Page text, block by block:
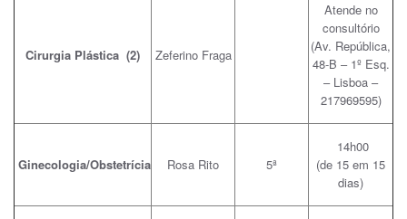
Cirurgia Plástica (2) Zeferino Fraga
Atende no
consultório
(Av. República,
48-B – 1º Esq.
– Lisboa –
217969595)
Ginecologia/Obstetrícia Rosa Rito 5ª
14h00
(de 15 em 15
dias)